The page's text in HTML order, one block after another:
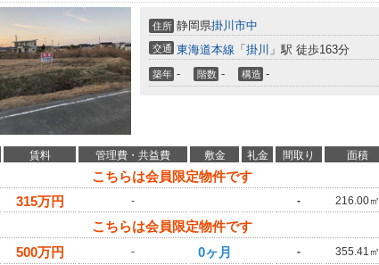
住所 静岡県掛川市中
交通 東海道本線 「 掛川 」駅 徒歩163分
築年 - 階数 - 構造 -
賃料 管理費・共益費 敷金 礼金 間取り 面積
こちらは会員限定物件です
315万円 - - 216.00㎡
こちらは会員限定物件です
500万円 - 0ヶ月 - 355.41㎡